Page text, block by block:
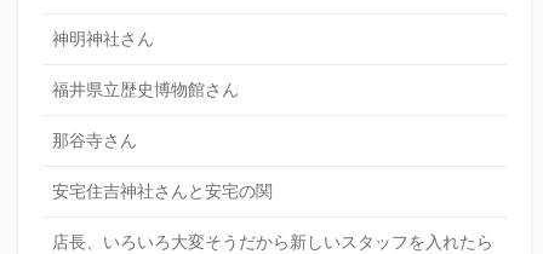
神明神社さん
福井県立歴史博物館さん
那谷寺さん
安宅住吉神社さんと安宅の関
店長、いろいろ大変そうだから新しいスタッフを入れたら